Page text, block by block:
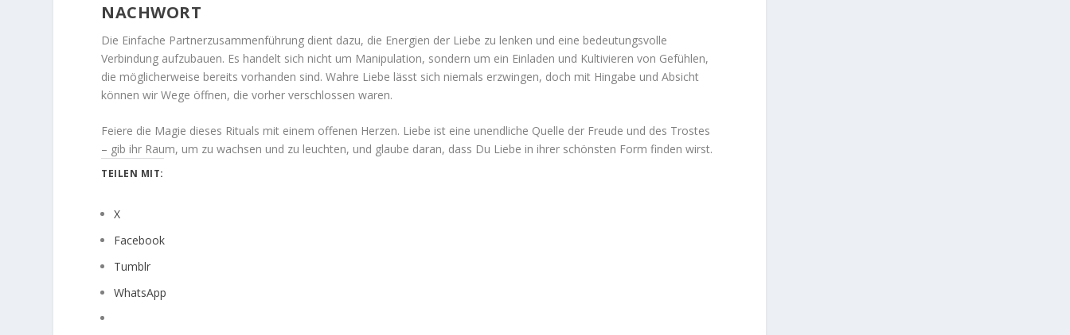
NACHWORT
Die Einfache Partnerzusammenführung dient dazu, die Energien der Liebe zu lenken und eine bedeutungsvolle
Verbindung aufzubauen. Es handelt sich nicht um Manipulation, sondern um ein Einladen und Kultivieren von Gefühlen,
die möglicherweise bereits vorhanden sind. Wahre Liebe lässt sich niemals erzwingen, doch mit Hingabe und Absicht
können wir Wege öffnen, die vorher verschlossen waren.
Feiere die Magie dieses Rituals mit einem offenen Herzen. Liebe ist eine unendliche Quelle der Freude und des Trostes
– gib ihr Raum, um zu wachsen und zu leuchten, und glaube daran, dass Du Liebe in ihrer schönsten Form finden wirst.
TEILEN MIT:
X
Facebook
Tumblr
WhatsApp